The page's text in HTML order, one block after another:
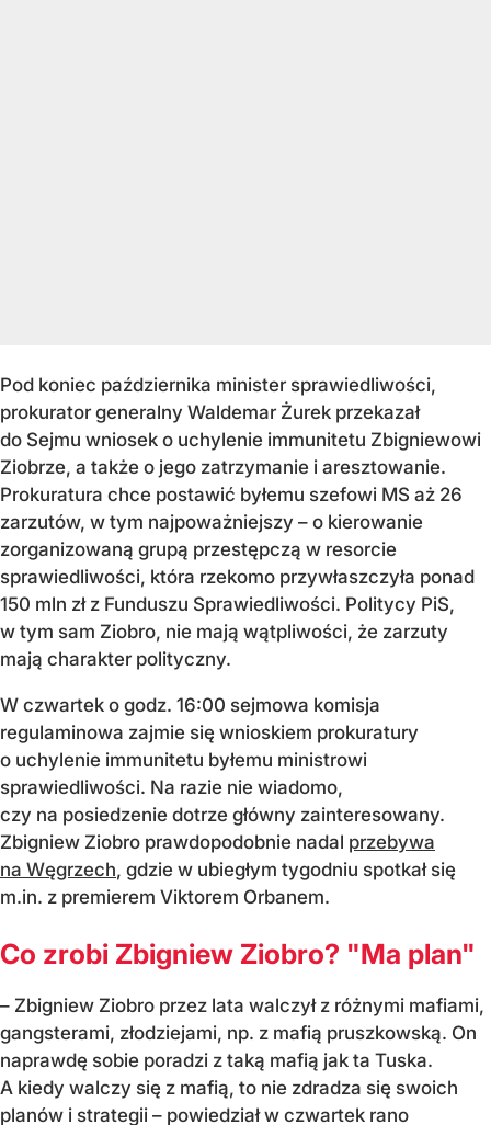
Pod koniec października minister sprawiedliwości,
prokurator generalny Waldemar Żurek przekazał
do Sejmu wniosek o uchylenie immunitetu Zbigniewowi
Ziobrze, a także o jego zatrzymanie i aresztowanie.
Prokuratura chce postawić byłemu szefowi MS aż 26
zarzutów, w tym najpoważniejszy – o kierowanie
zorganizowaną grupą przestępczą w resorcie
sprawiedliwości, która rzekomo przywłaszczyła ponad
150 mln zł z Funduszu Sprawiedliwości. Politycy PiS,
w tym sam Ziobro, nie mają wątpliwości, że zarzuty
mają charakter polityczny.
W czwartek o godz. 16:00 sejmowa komisja
regulaminowa zajmie się wnioskiem prokuratury
o uchylenie immunitetu byłemu ministrowi
sprawiedliwości. Na razie nie wiadomo,
czy na posiedzenie dotrze główny zainteresowany.
Zbigniew Ziobro prawdopodobnie nadal przebywa
na Węgrzech, gdzie w ubiegłym tygodniu spotkał się
m.in. z premierem Viktorem Orbanem.
Co zrobi Zbigniew Ziobro? "Ma plan"
– Zbigniew Ziobro przez lata walczył z różnymi mafiami,
gangsterami, złodziejami, np. z mafią pruszkowską. On
naprawdę sobie poradzi z taką mafią jak ta Tuska.
A kiedy walczy się z mafią, to nie zdradza się swoich
planów i strategii – powiedział w czwartek rano